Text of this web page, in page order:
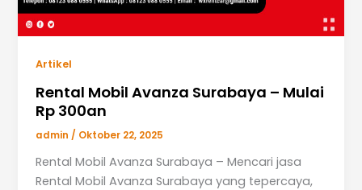
Artikel
Rental Mobil Avanza Surabaya – Mulai
Rp 300an
admin / Oktober 22, 2025
Rental Mobil Avanza Surabaya – Mencari jasa
Rental Mobil Avanza Surabaya yang tepercaya,